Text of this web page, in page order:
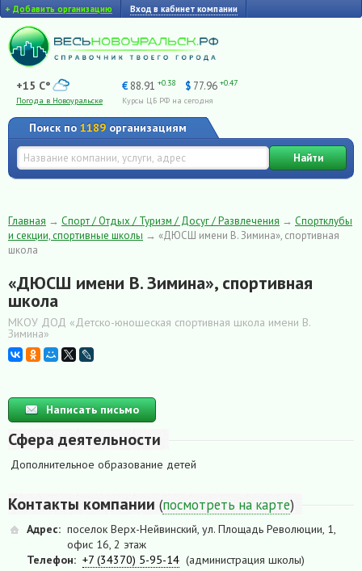
+ Добавить организацию Вход в кабинет компании
+15 C°
Погода в Новоуральске
€ 88.91 +0.38 $ 77.96 +0.47
Курсы ЦБ РФ на сегодня
Поиск по 1189 организациям
Найти
Главная → Спорт / Отдых / Туризм / Досуг / Развлечения → Спортклубы
и секции, спортивные школы → «ДЮСШ имени В. Зимина», спортивная
школа
«ДЮСШ имени В. Зимина», спортивная
школа
МКОУ ДОД «Детско-юношеская спортивная школа имени В.
Зимина»
Написать письмо
Сфера деятельности
Дополнительное образование детей
Контакты компании (посмотреть на карте)
Адрес: поселок Верх-Нейвинский, ул. Площадь Революции, 1,
офис 16, 2 этаж
Телефон: +7 (34370) 5-95-14 (администрация школы)